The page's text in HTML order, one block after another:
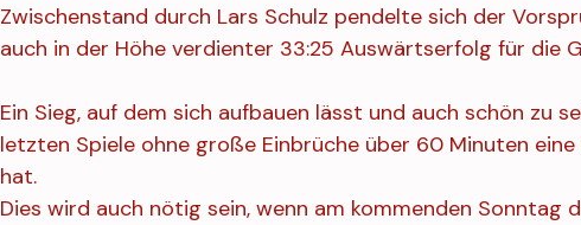
Zwischenstand durch Lars Schulz pendelte sich der
auch in der Höhe verdienter 33:25 Auswärtserfolg für die
Ein Sieg, auf dem sich aufbauen lässt und auch schön zu
letzten Spiele ohne große Einbrüche über 60 Minuten
hat.
Dies wird auch nötig sein, wenn am kommenden Sonntag